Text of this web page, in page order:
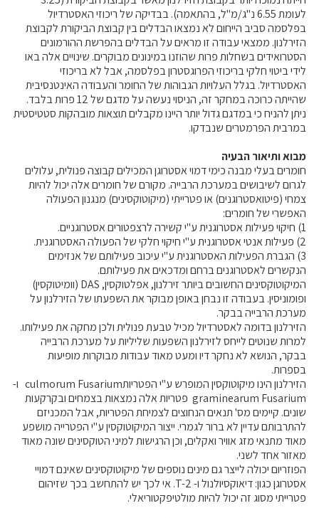
מיתוסים נפוצים
אתר מקצועי לאנשי המקצוע
מאמרים על חלב
וובינרים לאנשי מקצוע
מידעונים
מחקרים
מתכונים
לעומת 6.55 נ"ג/מ"ל, בהתאמה). בבדיקה של ריכוזי האסטרדיול
בפלסמה סביב הייחום לא נמצאו הבדלים בין קבוצת הביקורת לקבוצת
הזירלנון. ממצאי עבודה זו מראים על הבדלים בהפרשת ההורמונים
הסטרואידים בשחלות פרות שהוזנו במינונים מבוקרים. שינויים אלה באו
לידי ביטוי חלקי בריכוזי הפרוגסטרון בפלסמה, אבל לא בריכוזי
האסטרדיול. בגלל העלויות הגבוהות של החומר והעבודה האינטנסיבית
שהייתה כרוכה במחקר זה, הניסוי נעשה על מדגם של 12 פרות בלבד.
ניתן להניח כי במדגם גדול יותר היינו מקבלים תוצאות מובהקות סטטיסטית
במרבית הפרמטרים שנבדקו.
מבוא ותיאור הבעיה
חומרים בעלי מבנה כימי דמוי אסטרוגן המכילים קבוצה פנולית, עלולים
לגרום לשיבושים במערכת הרבייה. מקורם של חומרים אלה יכול להיות
צמחי (פיטואסטרוגנים) או פטרייתי (מיקוטוקסינים) מנגנון הפעולה
האפשרי של חומרים:
1) חיקוי פעילות אסטרוגנית ע"י קשירה לרצפטורים אסטרוגניים.
2) פעילות אנטי אסטרוגנית ע"י חיקוי חלקי של הפעולה האסטרוגנית.
3) הגברת הפעילות האסטרוגנית ע"י עיכוב פעילותם של אנזימים
הנקשרים לאסטרוגנים ברחם ומדכאים את פעילותם.
המיקוטוקסינים החשובים ביותר זירלנון, אפלטוקסין, DAS (וומיטוקסין)
ופומוניסין. בעבודה זו נבחן באופן מבוקר את השפעתו של הזירלנון על
מערכת הרבייה בבקר.
הזירלנון בדומה לאסטרדיול מכיל טבעת פנולית ולכן מחקה את פעילותו.
למרות שנוטים לייחס לזירלנון השפעות שליליות על מערכת הרבייה
בבקר, הנושא לא נחקר דיו ומעט מאוד עבודות מבוקרות מופיעות
בספרות.
הזירלנון הינו מיקוטוקסין המופרש ע"י הפטריותculmorum Fusarium ו-
graminearum Fusarium פטריות אלה נמצאות בצמחים ובקרקעות
שונים. קיימים מס' תנאים הנחוצים לצמיחת הפטריות, אבל המכניזם
להתרבותם עדיין לא ברור לגמרי. ייצור המיקוטוקסין ע"י הפטרייה מושפע
מאוד מתנאי מזג אוויר ואקלים, וכן הרגישות למיני הטוקסינים שונה מאוד
מאזור אחד לשני.
הפוזריום יכולה לייצר גם מינים נוספים של מיקוטוקסינים שאינם דמויי
אסטרוגן כגון: דיאוקסיולנול ו- T-2. אי לכך יש להתחשב בכך שזיהום
פטרייתי מסוג זה יכול להיות מולטיפקטוריאלי.